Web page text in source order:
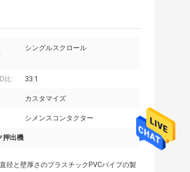
シングルスクロール
比: 33:1
カスタマイズ
シメンスコンタクター
押出機
径と壁厚さのプラスチックPVCパイプの製